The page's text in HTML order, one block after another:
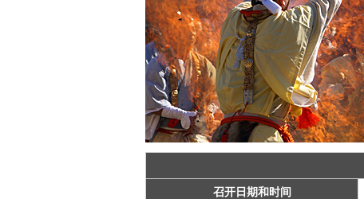
召开日期和时间